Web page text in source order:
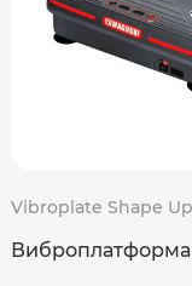
Smart Wall 245 cm